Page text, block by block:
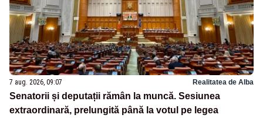
7 aug. 2026, 09:07 Realitatea de Alba
Senatorii și deputații rămân la muncă. Sesiunea
extraordinară, prelungită până la votul pe legea